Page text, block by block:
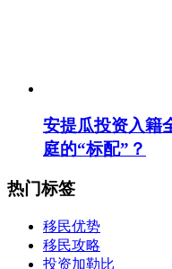
安提瓜投资入籍
庭的“标配”？
热门标签
移民优势
移民攻略
投资加勒比